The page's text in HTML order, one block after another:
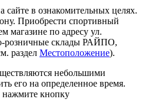
сайте в ознакомительных целях.
Приобрести спортивный
магазине по адресу ул.
розничные склады РАЙПО,
раздел Местоположение).
небольшими
его на определенное время.
нажмите кнопку